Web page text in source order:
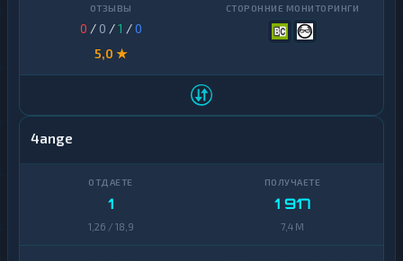
0 / 0 /1 /0
5,0 ★
4ange
1
1,26 / 18,9
1 917
7,4 M